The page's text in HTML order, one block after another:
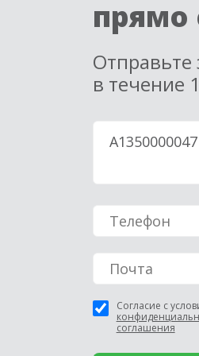
прямо
Отправьте
в течение
Согласие с
соглашения